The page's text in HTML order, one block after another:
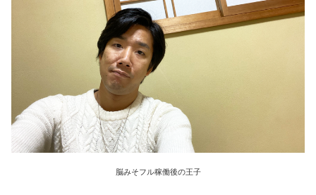
脳みそフル稼働後の王子